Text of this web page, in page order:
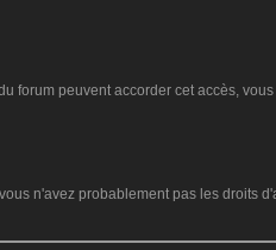
forum peuvent accorder cet accès,
n'avez probablement pas les droits